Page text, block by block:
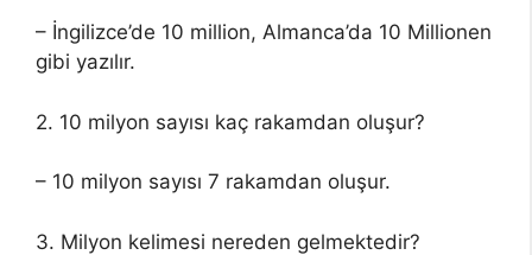
– İngilizce’de 10 million, Almanca’da 10 Millionen
gibi yazılır.
2. 10 milyon sayısı kaç rakamdan oluşur?
– 10 milyon sayısı 7 rakamdan oluşur.
3. Milyon kelimesi nereden gelmektedir?